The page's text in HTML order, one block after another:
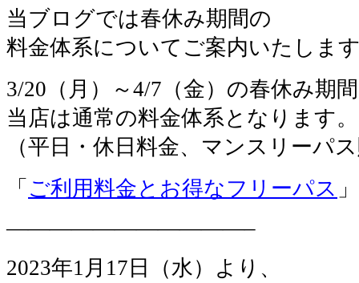
当ブログでは春休み期間の
料金体系についてご案内いたしま
3/20（月）～4/7（金）の春休み期
当店は通常の料金体系となります。
（平日・休日料金、マンスリーパ
「 ご利用料金とお得なフリーパス 」
———————————–
2023年1月17日（水）より、